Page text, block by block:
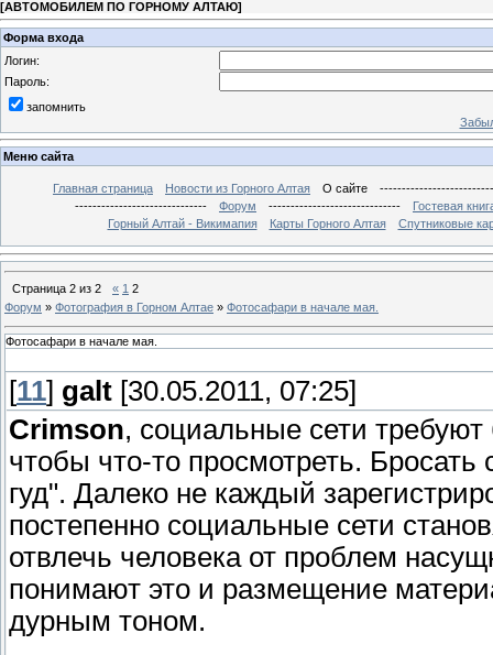
[АВТОМОБИЛЕМ ПО ГОРНОМУ АЛТАЮ]
Форма входа
Логин:
Пароль:
запомнить
Меню сайта
Главная страница Новости из Горного Алтая О сайте
------------------------------
Форум ------------------------------
Гостевая
Горный Алтай - Викимапия
Карты Горного Алтая Спутниковые
Страница 2 из 2 « 1 2
Форум » Фотография в Горном Алтае » Фотосафари в начале мая.
Фотосафари в начале мая.
[11] galt [30.05.2011, 07:25]
Crimson, социальные сети
чтобы что-то просмотреть.
гуд". Далеко не каждый
постепенно социальные сети
отвлечь человека от проблем
понимают это и размещение
дурным тоном.